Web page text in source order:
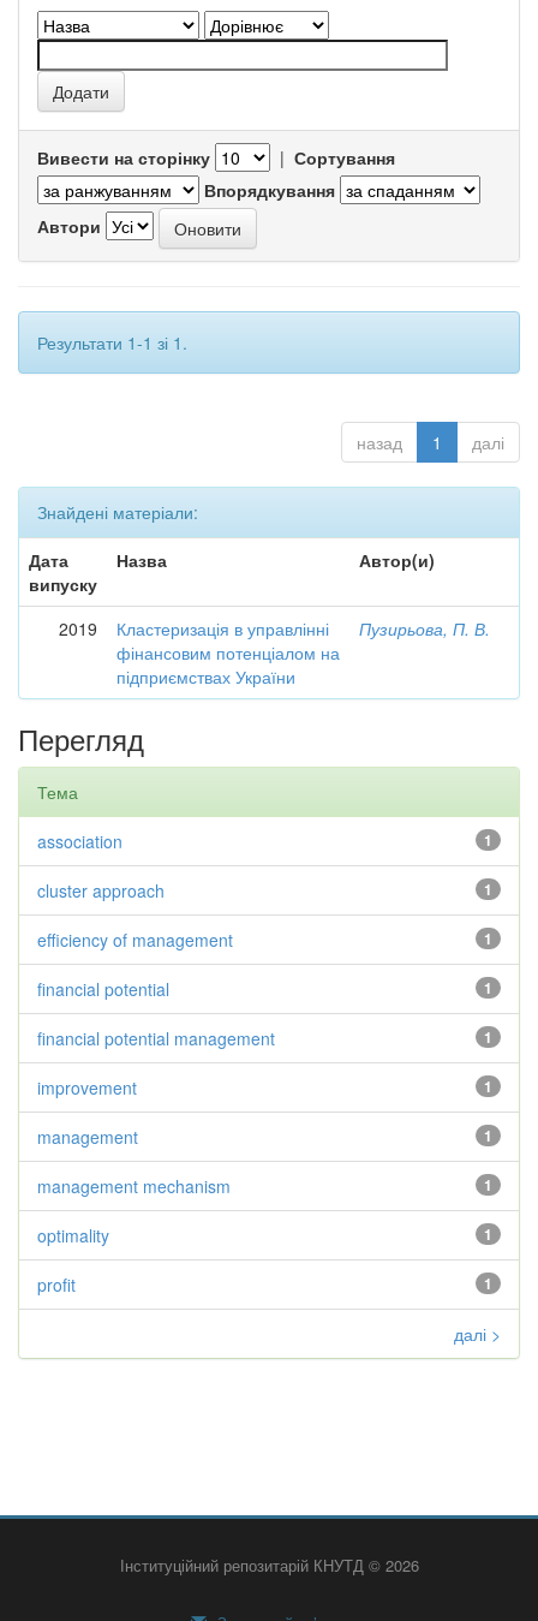
Вивести на сторінку | Сортування
Впорядкування
Автори
Результати 1-1 зі 1.
назад 1 далі
Знайдені матеріали:
Дата
випуску
Назва Автор(и)
2019
Кластеризація в управлінні
фінансовим потенціалом на
підприємствах України
Пузирьова, П. В.
Перегляд
Тема
1
association
1
cluster approach
1
efficiency of management
1
financial potential
1
financial potential management
1
improvement
1
management
1
management mechanism
1
optimality
1
profit
далі >
Інституційний репозитарій КНУТД © 2026